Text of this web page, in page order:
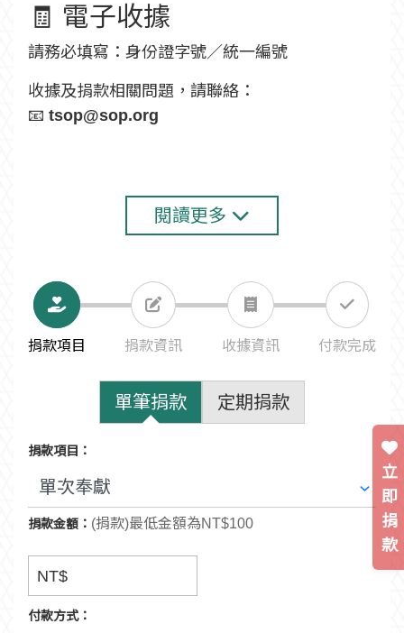
🧾 電子收據
請務必填寫：身份證字號／統一編號
收據及捐款相關問題，請聯絡：
📧 tsop@sop.org
閱讀更多
捐款項目 捐款資訊 收據資訊 付款完成
單筆捐款 定期捐款
捐款項目：
捐款金額： (捐款)最低金額為NT$100
NT$
付款方式：
立
即
捐
款